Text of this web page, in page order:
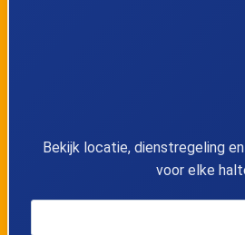
Bekijk locatie, dienstregeling
voor elke